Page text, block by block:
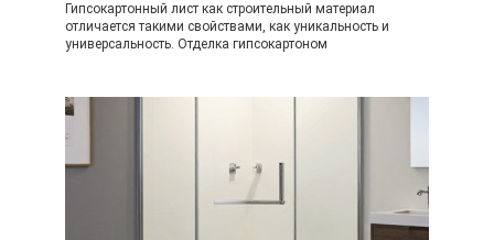
Гипсокартонный лист как строительный материал
отличается такими свойствами, как уникальность и
универсальность. Отделка гипсокартоном